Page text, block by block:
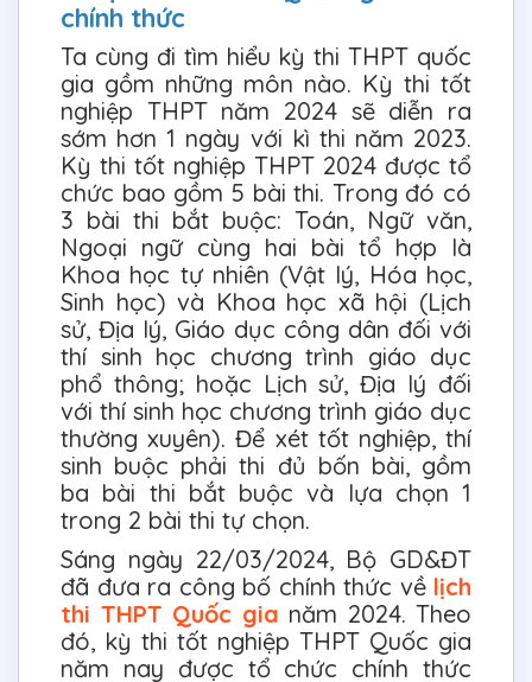
chính thức
Ta cùng đi tìm hiểu kỳ thi THPT quốc
gia gồm những môn nào. Kỳ thi tốt
nghiệp THPT năm 2024 sẽ diễn ra
sớm hơn 1 ngày với kì thi năm 2023.
Kỳ thi tốt nghiệp THPT 2024 được tổ
chức bao gồm 5 bài thi. Trong đó có
3 bài thi bắt buộc: Toán, Ngữ văn,
Ngoại ngữ cùng hai bài tổ hợp là
Khoa học tự nhiên (Vật lý, Hóa học,
Sinh học) và Khoa học xã hội (Lịch
sử, Địa lý, Giáo dục công dân đối với
thí sinh học chương trình giáo dục
phổ thông; hoặc Lịch sử, Địa lý đối
với thí sinh học chương trình giáo dục
thường xuyên). Để xét tốt nghiệp, thí
sinh buộc phải thi đủ bốn bài, gồm
ba bài thi bắt buộc và lựa chọn 1
trong 2 bài thi tự chọn.
Sáng ngày 22/03/2024, Bộ GD&ĐT
đã đưa ra công bố chính thức về lịch
thi THPT Quốc gia năm 2024. Theo
đó, kỳ thi tốt nghiệp THPT Quốc gia
năm nay được tổ chức chính thức